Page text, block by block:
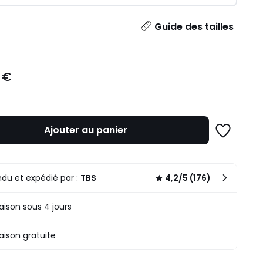
Guide des tailles
€
Ajouter au panier
Ajouter
et expédié par : TBS 4,2/5 (176)
sous 4 jours
gratuite